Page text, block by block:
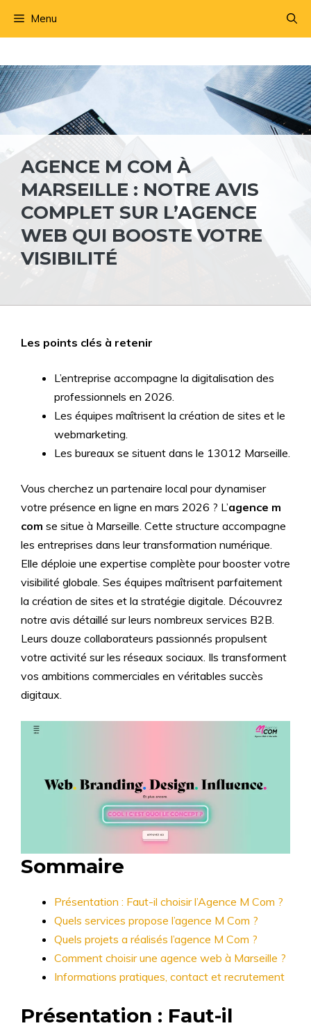
Menu
AGENCE M COM À
MARSEILLE : NOTRE AVIS
COMPLET SUR L’AGENCE
WEB QUI BOOSTE VOTRE
VISIBILITÉ
Les points clés à retenir
L’entreprise accompagne la digitalisation des
professionnels en 2026.
Les équipes maîtrisent la création de sites et le
webmarketing.
Les bureaux se situent dans le 13012 Marseille.
Vous cherchez un partenaire local pour dynamiser
votre présence en ligne en mars 2026 ? L’agence m
com se situe à Marseille. Cette structure accompagne
les entreprises dans leur transformation numérique.
Elle déploie une expertise complète pour booster votre
visibilité globale. Ses équipes maîtrisent parfaitement
la création de sites et la stratégie digitale. Découvrez
notre avis détaillé sur leurs nombreux services B2B.
Leurs douze collaborateurs passionnés propulsent
votre activité sur les réseaux sociaux. Ils transforment
vos ambitions commerciales en véritables succès
digitaux.
Sommaire
Présentation : Faut-il choisir l’Agence M Com ?
Quels services propose l’agence M Com ?
Quels projets a réalisés l’agence M Com ?
Comment choisir une agence web à Marseille ?
Informations pratiques, contact et recrutement
Présentation : Faut-il